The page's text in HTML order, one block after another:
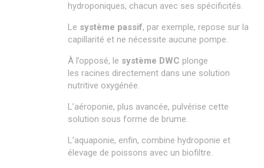
hydroponiques, chacun avec ses spécificités.
Le système passif, par exemple, repose sur la
capillarité et ne nécessite aucune pompe.
À l’opposé, le système DWC plonge
les racines directement dans une solution
nutritive oxygénée.
L’aéroponie, plus avancée, pulvérise cette
solution sous forme de brume.
L’aquaponie, enfin, combine hydroponie et
élevage de poissons avec un biofiltre.